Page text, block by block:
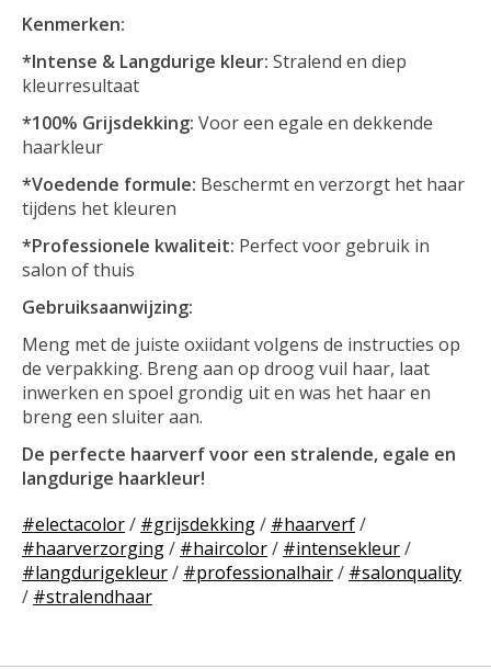
Kenmerken:
*Intense & Langdurige kleur: Stralend en diep
kleurresultaat
*100% Grijsdekking: Voor een egale en dekkende
haarkleur
*Voedende formule: Beschermt en verzorgt het haar
tijdens het kleuren
*Professionele kwaliteit: Perfect voor gebruik in
salon of thuis
Gebruiksaanwijzing:
Meng met de juiste oxiidant volgens de instructies op
de verpakking. Breng aan op droog vuil haar, laat
inwerken en spoel grondig uit en was het haar en
breng een sluiter aan.
De perfecte haarverf voor een stralende, egale en
langdurige haarkleur!
#electacolor/ #grijsdekking/ #haarverf/
#haarverzorging/ #haircolor/ #intensekleur/
#langdurigekleur/ #professionalhair/ #salonquality
/ #stralendhaar